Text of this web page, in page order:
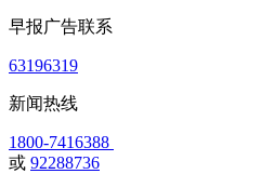
早报广告联系
63196319
新闻热线
1800-7416388
或 92288736